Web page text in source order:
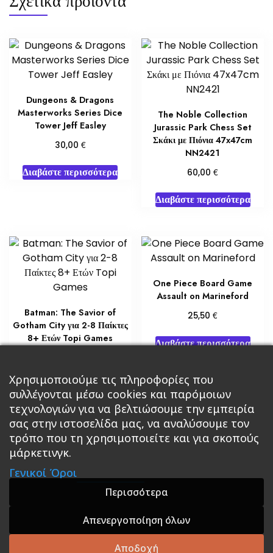
Dungeons & Dragons
Masterworks Series Dice
Tower Jeff Easley
30,00 €
Διαβάστε περισσότερα
The Noble Collection
Jurassic Park Chess Set
Σκάκι με Πιόνια 47x47cm
NN2421
60,00€
Διαβάστε περισσότερα
Batman: The Savior of
Gotham City για 2-8 Παίκτες
8+ Ετών Topi Games
Προσθήκη στο καλάθι
One Piece Board Game
Assault on Marineford
25,50€
Διαβάστε περισσότερα
Κεντρική Βιβλία
Roleplaying Games Ψυχαγωγία Εκδόσεις Βάρδος
Σε Προσφορά
A theme by GradientThemes - A theme by Gradient
Themes
Χρησιμοποιούμε τις πληροφορίες που
συλλέγονται μέσω cookies και παρόμοιων
τεχνολογιών για να βελτιώσουμε την εμπειρία
σας στην ιστοσελίδα μας, να αναλύσουμε τον
τρόπο που τη χρησιμοποιείτε και για σκοπούς
μάρκετινγκ.
Γενικοί Όροι
Περισσότερα
Απενεργοποίηση όλων
Αποδοχή